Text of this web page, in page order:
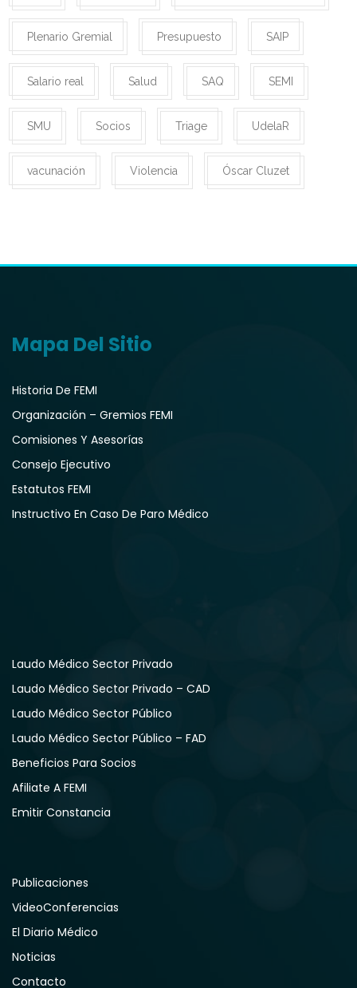
Plenario Gremial Presupuesto SAIP
Salario real Salud SAQ SEMI
SMU Socios Triage UdelaR
vacunación Violencia Óscar Cluzet
Mapa Del Sitio
Historia De FEMI
Organización – Gremios FEMI
Comisiones Y Asesorías
Consejo Ejecutivo
Estatutos FEMI
Instructivo En Caso De Paro Médico
Laudo Médico Sector Privado
Laudo Médico Sector Privado – CAD
Laudo Médico Sector Público
Laudo Médico Sector Público – FAD
Beneficios Para Socios
Afiliate A FEMI
Emitir Constancia
Publicaciones
VideoConferencias
El Diario Médico
Noticias
Contacto